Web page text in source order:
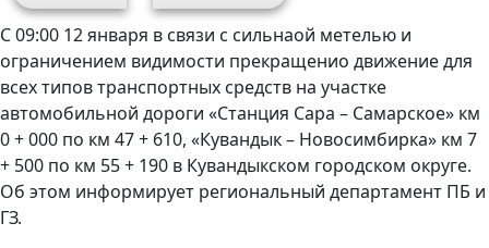
С 09:00 12 января в связи с сильнаой метелью и
ограничением видимости прекращенио движение для
всех типов транспортных средств на участке
автомобильной дороги «Станция Сара – Самарское» км
0 + 000 по км 47 + 610, «Кувандык – Новосимбирка» км 7
+ 500 по км 55 + 190 в Кувандыкском городском округе.
Об этом информирует региональный департамент ПБ и
ГЗ.